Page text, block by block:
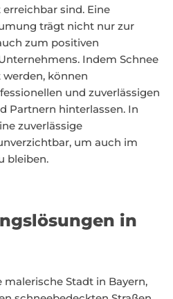
sind. Eine
trägt nicht nur zur
zum positiven
Indem Schnee
können
und zuverlässigen
Partnern hinterlassen. In
zuverlässige
um auch im
bleiben.
in
malerische Stadt in Bayern,